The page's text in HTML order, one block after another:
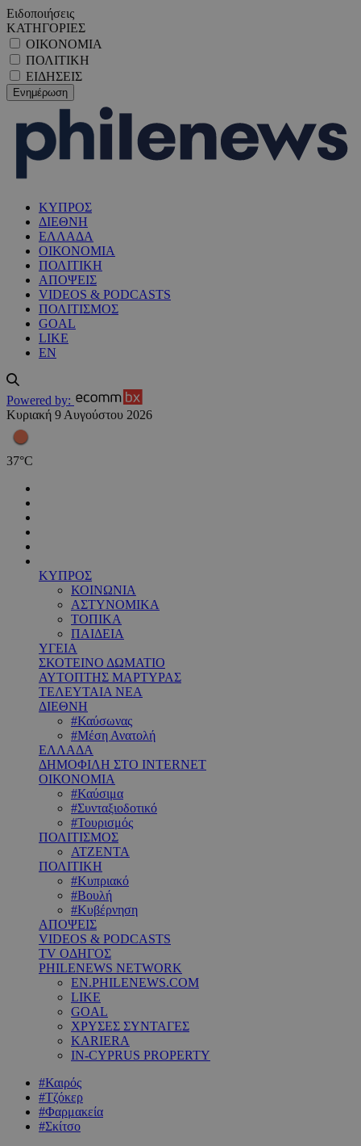
Ειδοποιήσεις
ΚΑΤΗΓΟΡΙΕΣ
ΟΙΚΟΝΟΜΙΑ
ΠΟΛΙΤΙΚΗ
ΕΙΔΗΣΕΙΣ
ΚΥΠΡΟΣ
ΔΙΕΘΝΗ
ΕΛΛΑΔΑ
ΟΙΚΟΝΟΜΙΑ
ΠΟΛΙΤΙΚΗ
ΑΠΟΨΕΙΣ
VIDEOS & PODCASTS
ΠΟΛΙΤΙΣΜΟΣ
GOAL
LIKE
EN
Powered by:
Κυριακή 9 Αυγούστου 2026
37°C
ΚΥΠΡΟΣ
ΚΟΙΝΩΝΙΑ
ΑΣΤΥΝΟΜΙΚΑ
ΤΟΠΙΚΑ
ΠΑΙΔΕΙΑ
ΥΓΕΙΑ
ΣΚΟΤΕΙΝΟ ΔΩΜΑΤΙΟ
ΑΥΤΟΠΤΗΣ ΜΑΡΤΥΡΑΣ
ΤΕΛΕΥΤΑΙΑ ΝΕΑ
ΔΙΕΘΝΗ
#Καύσωνας
#Μέση Ανατολή
ΕΛΛΑΔΑ
ΔΗΜΟΦΙΛΗ ΣΤΟ INTERNET
ΟΙΚΟΝΟΜΙΑ
#Καύσιμα
#Συνταξιοδοτικό
#Τουρισμός
ΠΟΛΙΤΙΣΜΟΣ
ΑΤΖΕΝΤΑ
ΠΟΛΙΤΙΚΗ
#Κυπριακό
#Βουλή
#Κυβέρνηση
ΑΠΟΨΕΙΣ
VIDEOS & PODCASTS
TV ΟΔΗΓΟΣ
PHILENEWS NETWORK
EN.PHILENEWS.COM
LIKE
GOAL
ΧΡΥΣΕΣ ΣΥΝΤΑΓΕΣ
KARIERA
IN-CYPRUS PROPERTY
#Καιρός
#Τζόκερ
#Φαρμακεία
#Σκίτσο